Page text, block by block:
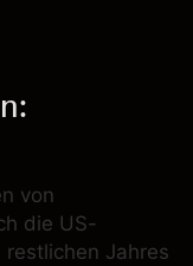
von
die US-
Jahres